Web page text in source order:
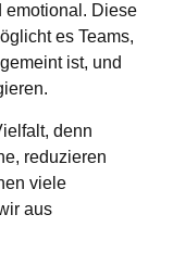
emotional. Diese
es Teams,
ist, und
denn
reduzieren
viele
aus